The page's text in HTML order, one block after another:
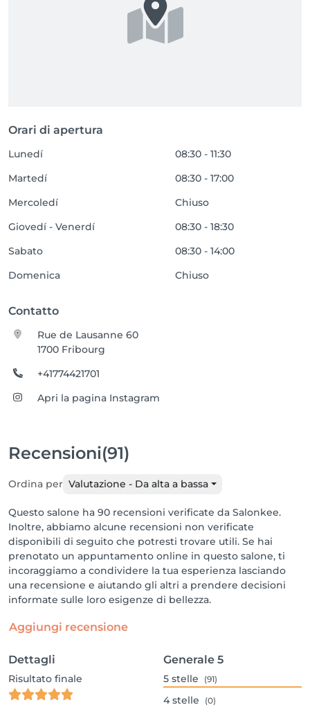
Orari di apertura
Lunedí
08:30 - 11:30
Martedí
08:30 - 17:00
Mercoledí
Chiuso
Giovedí - Venerdí
08:30 - 18:30
Sabato
08:30 - 14:00
Domenica
Chiuso
Contatto
Rue de Lausanne 60
1700 Fribourg
+41774421701
Apri la pagina Instagram
Recensioni(91)
Ordina per Valutazione - Da alta a bassa
Questo salone ha 90 recensioni verificate da Salonkee.
Inoltre, abbiamo alcune recensioni non verificate
disponibili di seguito che potresti trovare utili. Se hai
prenotato un appuntamento online in questo salone, ti
incoraggiamo a condividere la tua esperienza lasciando
una recensione e aiutando gli altri a prendere decisioni
informate sulle loro esigenze di bellezza.
Aggiungi recensione
Dettagli
Risultato finale
Generale 5
5 stelle (91)
4 stelle (0)